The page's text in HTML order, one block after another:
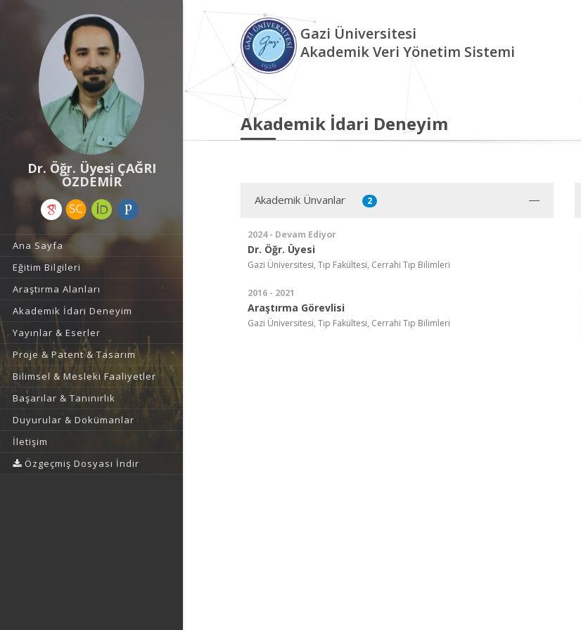
Dr. Öğr. Üyesi ÇAĞRI
ÖZDEMİR
Ana Sayfa
Eğitim Bilgileri
Araştırma Alanları
Akademik İdari Deneyim
Yayınlar & Eserler
Proje & Patent & Tasarım
Bilimsel & Mesleki Faaliyetler
Başarılar & Tanınırlık
Duyurular & Dokümanlar
İletişim
Özgeçmiş Dosyası İndir
Gazi Üniversitesi
Akademik Veri Yönetim Sistemi
Akademik İdari Deneyim
Akademik Ünvanlar 2
2024 - Devam Ediyor
Dr. Öğr. Üyesi
Gazi Üniversitesi, Tıp Fakültesi, Cerrahi Tıp Bilimleri
2016 - 2021
Araştırma Görevlisi
Gazi Üniversitesi, Tıp Fakültesi, Cerrahi Tıp Bilimleri